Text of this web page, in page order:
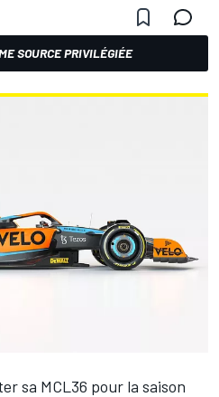
SOURCE PRIVILÉGIÉE
sa MCL36 pour la saison